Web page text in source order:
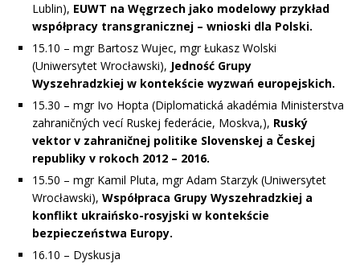
Lublin), EUWT na Węgrzech jako modelowy przykład
współpracy transgranicznej – wnioski dla Polski.
15.10 – mgr Bartosz Wujec, mgr Łukasz Wolski
(Uniwersytet Wrocławski), Jedność Grupy
Wyszehradzkiej w kontekście wyzwań europejskich.
15.30 – mgr Ivo Hopta (Diplomatická akadémia Ministerstva
zahraničných vecí Ruskej federácie, Moskva,), Ruský
vektor v zahraničnej politike Slovenskej a Českej
republiky v rokoch 2012 – 2016.
15.50 – mgr Kamil Pluta, mgr Adam Starzyk (Uniwersytet
Wrocławski), Współpraca Grupy Wyszehradzkiej a
konflikt ukraińsko-rosyjski w kontekście
bezpieczeństwa Europy.
16.10 – Dyskusja